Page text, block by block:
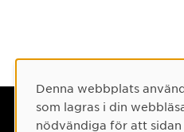
Cookie-
Denna webbplats
som lagras i din
nödvändiga för att